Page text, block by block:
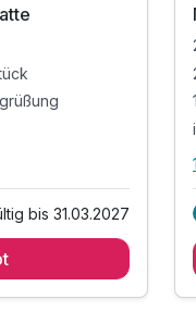
bis 31.03.2027